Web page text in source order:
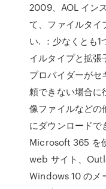
2009、AOL イン
て、ファイルタイ
い. ：少なくとも
イルタイプと拡張
プロバイダーがセ
頼できない場合に
像ファイルなどの
にダウンロード
Microsoft 365 を
web サイト、
Windows 10 のメ